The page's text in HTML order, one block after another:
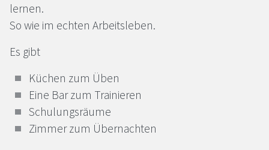
lernen.
So wie im echten Arbeitsleben.
Es gibt
Küchen zum Üben
Eine Bar zum Trainieren
Schulungsräume
Zimmer zum Übernachten